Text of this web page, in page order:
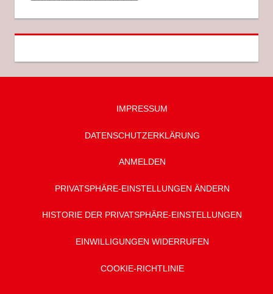
IMPRESSUM
DATENSCHUTZ­ERKLÄRUNG
ANMELDEN
PRIVATSPHÄRE-EINSTELLUNGEN ÄNDERN
HISTORIE DER PRIVATSPHÄRE-EINSTELLUNGEN
EINWILLIGUNGEN WIDERRUFEN
COOKIE-RICHTLINIE